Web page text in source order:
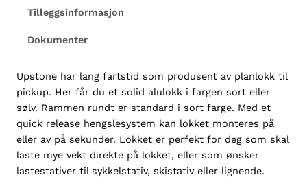
e
i
s
u
b
i
s
h
i
Tilleggsinformasjon
Dokumenter
Upstone har lang fartstid som produsent av planlokk til
pickup. Her får du et solid alulokk i fargen sort eller
sølv. Rammen rundt er standard i sort farge. Med et
quick release hengslesystem kan lokket monteres på
eller av på sekunder. Lokket er perfekt for deg som skal
laste mye vekt direkte på lokket, eller som ønsker
lastestativer til sykkelstativ, skistativ eller lignende.